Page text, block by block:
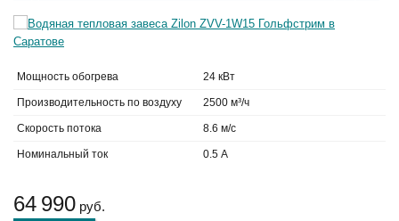
Мощность обогрева 24 кВт
Производительность по воздуху 2500 м³/ч
Скорость потока 8.6 м/с
Номинальный ток 0.5 А
64 990 руб.